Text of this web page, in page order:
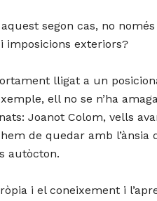
segon cas, no
imposicions exteriors?
lligat a un
ell no se n’ha
Joanot Colom, vells
de quedar amb
autòcton.
i el coneixement i